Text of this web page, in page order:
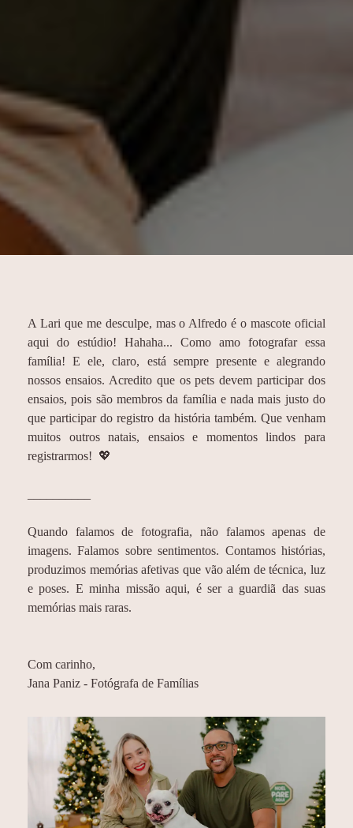
A Lari que me desculpe, mas o Alfredo é o mascote oficial
aqui do estúdio! Hahaha... Como amo fotografar essa
família! E ele, claro, está sempre presente e alegrando
nossos ensaios. Acredito que os pets devem participar dos
ensaios, pois são membros da família e nada mais justo do
que participar do registro da história também. Que venham
muitos outros natais, ensaios e momentos lindos para
registrarmos! 💖
Quando falamos de fotografia, não falamos apenas de
imagens. Falamos sobre sentimentos. Contamos histórias,
produzimos memórias afetivas que vão além de técnica, luz
e poses. E minha missão aqui, é ser a guardiã das suas
memórias mais raras.
Com carinho,
Jana Paniz - Fotógrafa de Famílias